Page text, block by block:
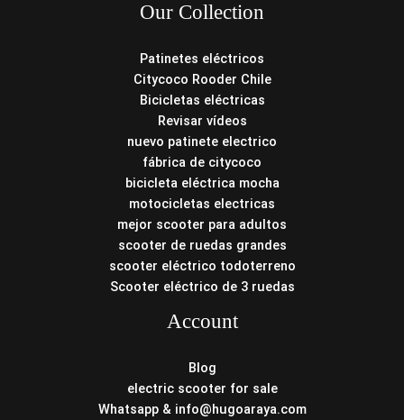
Our Collection
Patinetes eléctricos
Citycoco Rooder Chile
Bicicletas eléctricas
Revisar vídeos
nuevo patinete electrico
fábrica de citycoco
bicicleta eléctrica mocha
motocicletas electricas
mejor scooter para adultos
scooter de ruedas grandes
scooter eléctrico todoterreno
Scooter eléctrico de 3 ruedas
Account
Blog
electric scooter for sale
Whatsapp & info@hugoaraya.com